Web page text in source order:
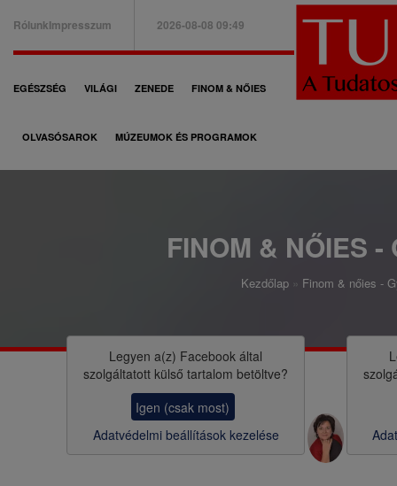
B
a
e
n
RólunkImpresszum 2026-08-08 09:49
F
ő
i
EGÉSZSÉG VILÁGI ZENEDE FINOM & NŐIES
OLVASÓSAROK MÚZEUMOK ÉS PROGRAMOK
FINOM & NŐIES -
o
Kezdőlap Finom & nőies -
Legyen a(z) Facebook által
szolgáltatott külső tartalom betöltve?
Igen (csak most)
Adatvédelmi beállítások kezelése